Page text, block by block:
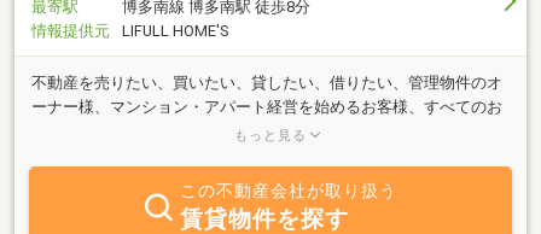
最寄駅
博多南線 博多南駅 徒歩8分
情報提供元
LIFULL HOME'S
不動産を売りたい、買いたい、貸したい、借りたい、管理物件のオ
ーナー様、マンション・アパート経営を始めるお客様、すべてのお
客様に安心して頂けますよう一人一人にきめ細かな不動産サービス
もっと見る
この不動産会社が取り扱う
賃貸物件を探す